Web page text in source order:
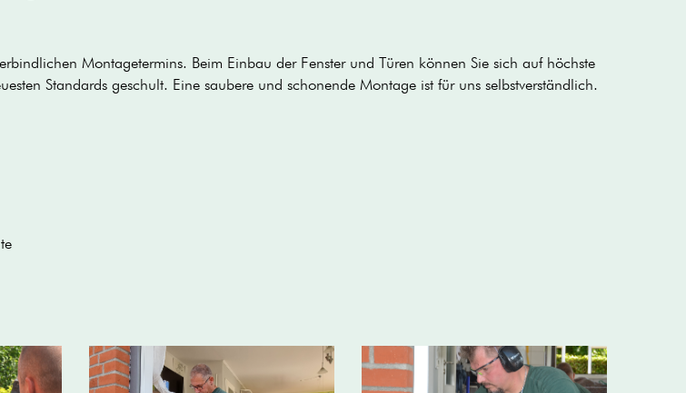
Montagetermins. Beim Einbau der Fenster und Türen können Sie sich auf höchste
Standards geschult. Eine saubere und schonende Montage ist für uns selbstverständlich.